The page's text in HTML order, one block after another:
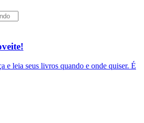
e leia seus livros quando e onde quiser. É